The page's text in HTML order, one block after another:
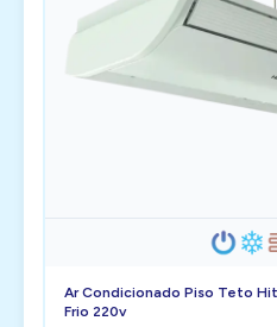
Ar Condicionado Piso Teto
Frio 220v